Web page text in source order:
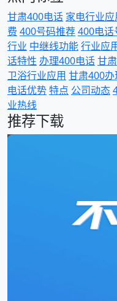
甘肃400电话 家电行业应
费 400号码推荐400电话
行业 中继线功能行业应
话特性 办理400电话甘
卫浴行业应用 甘肃400办
电话优势特点 公司动态
业热线
推荐下载